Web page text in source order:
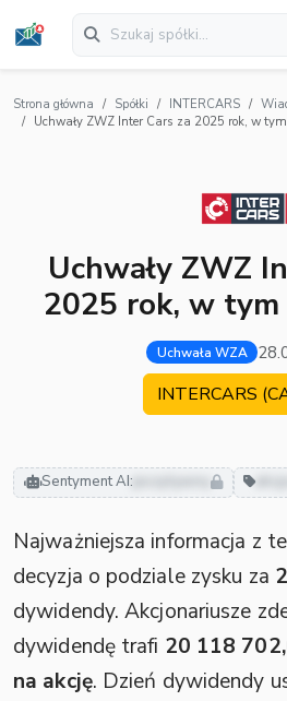
Strona główna Spółki INTERCARS
Uchwały ZWZ Inter Cars za 2025 rok, w
Uchwały ZWZ
2025 rok, w
Uchwała WZA
INTERCARS
Sentyment AI: pozytywny
Najważniejsza informacja z
decyzja o podziale zysku za
dywidendy. Akcjonariusze
dywidendę trafi 20 118
na akcję. Dzień dywidendy